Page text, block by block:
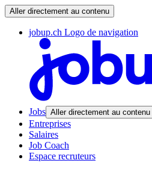
Aller directement au contenu
jobup.ch Logo de navigation
Jobs Aller directement au contenu
Entreprises
Salaires
Job Coach
Espace recruteurs